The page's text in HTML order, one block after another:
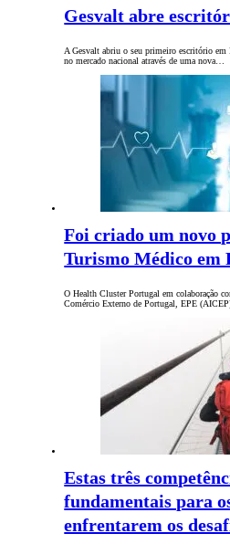
Gesvalt abre
A Gesvalt abriu o seu primeiro escritório em
no mercado nacional através de uma nova…
Foi criado um novo
Turismo Médico em
O Health Cluster Portugal em colaboração
Comércio Externo de Portugal, EPE
Estas três
fundamentais para
enfrentarem os